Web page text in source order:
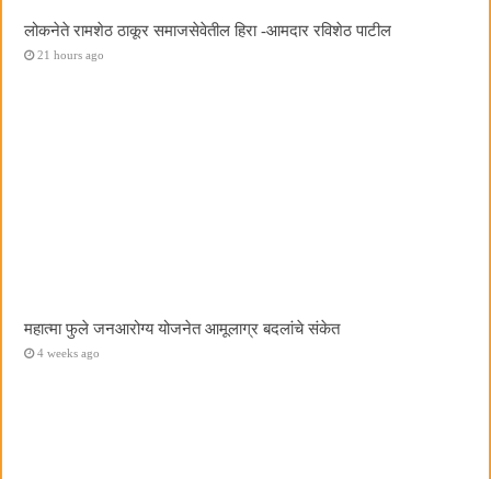
लोकनेते रामशेठ ठाकूर समाजसेवेतील हिरा -आमदार रविशेठ पाटील
21 hours ago
महात्मा फुले जनआरोग्य योजनेत आमूलाग्र बदलांचे संकेत
4 weeks ago